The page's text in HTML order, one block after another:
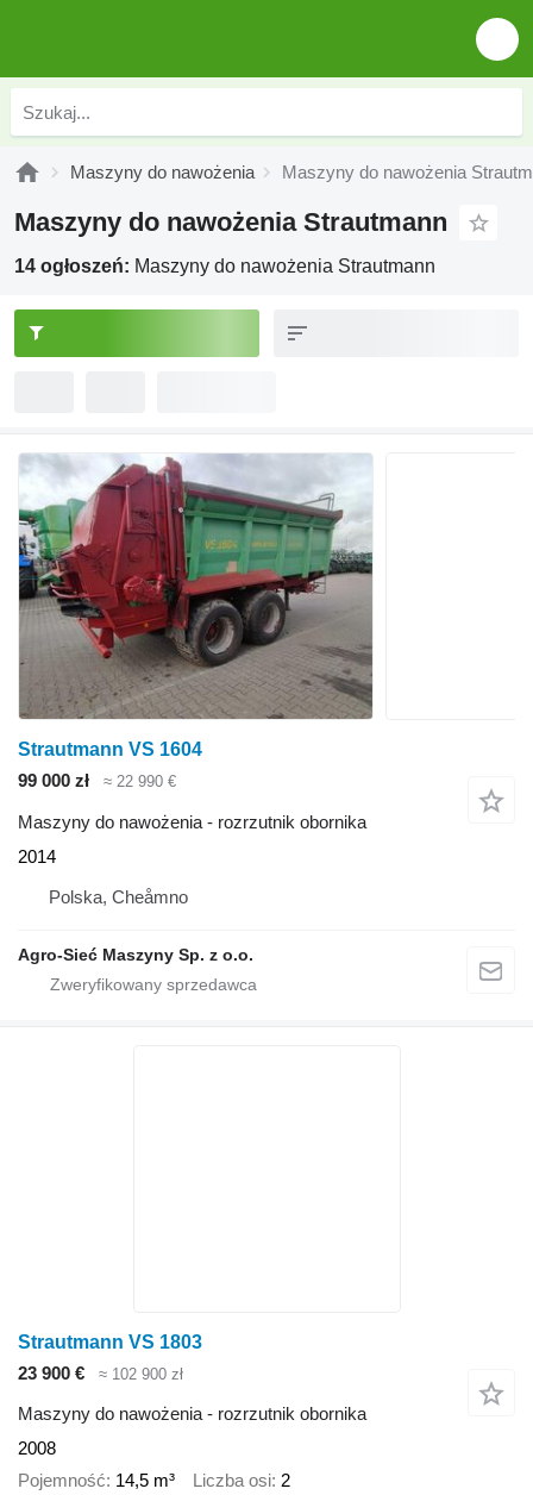
Maszyny do nawożenia Maszyny do nawożenia
Maszyny do nawożenia Strautmann
14 ogłoszeń: Maszyny do nawożenia Strautmann
Strautmann VS 1604
99 000 zł
≈ 22 990 €
Maszyny do nawożenia - rozrzutnik obornika
2014
Polska, Cheåmno
Agro-Sieć Maszyny Sp. z o.o.
Strautmann VS 1803
23 900 €
≈ 102 900 zł
Maszyny do nawożenia - rozrzutnik obornika
2008
Pojemność 14,5 m³ Liczba osi 2